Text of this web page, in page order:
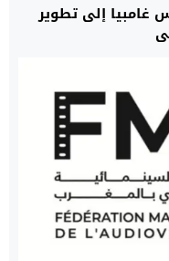
غامبيا إلى تطوير